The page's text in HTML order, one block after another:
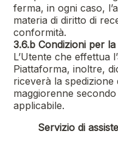
ferma, in ogni caso,
materia di diritto di
conformità.
3.6.b Condizioni per
L’Utente che effettua
Piattaforma, inoltre,
riceverà la spedizione
maggiorenne
applicabile.
Servizio di